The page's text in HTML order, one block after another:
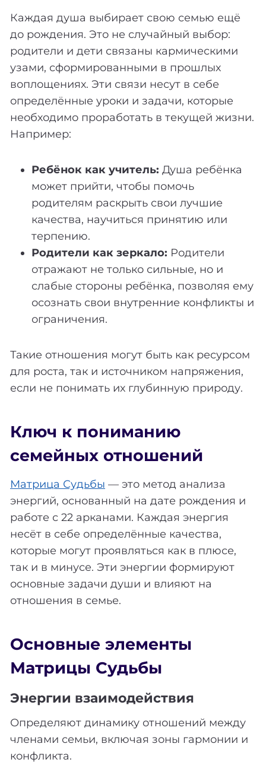
Каждая душа выбирает свою семью ещё
до рождения. Это не случайный выбор:
родители и дети связаны кармическими
узами, сформированными в прошлых
воплощениях. Эти связи несут в себе
определённые уроки и задачи, которые
необходимо проработать в текущей жизни.
Например:
Ребёнок как учитель: Душа ребёнка
может прийти, чтобы помочь
родителям раскрыть свои лучшие
качества, научиться принятию или
терпению.
Родители как зеркало: Родители
отражают не только сильные, но и
слабые стороны ребёнка, позволяя ему
осознать свои внутренние конфликты и
ограничения.
Такие отношения могут быть как ресурсом
для роста, так и источником напряжения,
если не понимать их глубинную природу.
Ключ к пониманию
семейных отношений
Матрица Судьбы — это метод анализа
энергий, основанный на дате рождения и
работе с 22 арканами. Каждая энергия
несёт в себе определённые качества,
которые могут проявляться как в плюсе,
так и в минусе. Эти энергии формируют
основные задачи души и влияют на
отношения в семье.
Основные элементы
Матрицы Судьбы
Энергии взаимодействия
Определяют динамику отношений между
членами семьи, включая зоны гармонии и
конфликта.